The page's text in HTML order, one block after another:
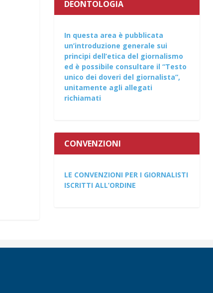
DEONTOLOGIA
In questa area è pubblicata
un’introduzione generale sui
principi dell’etica del giornalismo
ed è possibile consultare il “Testo
unico dei doveri del giornalista”,
unitamente agli allegati
richiamati
CONVENZIONI
LE CONVENZIONI PER I GIORNALISTI
ISCRITTI ALL’ORDINE